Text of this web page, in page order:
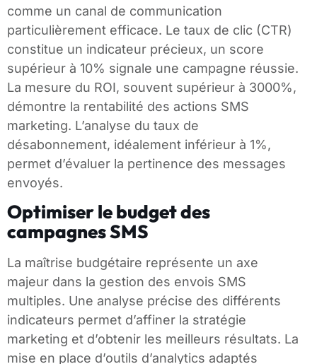
comme un canal de communication
particulièrement efficace. Le taux de clic (CTR)
constitue un indicateur précieux, un score
supérieur à 10% signale une campagne réussie.
La mesure du ROI, souvent supérieur à 3000%,
démontre la rentabilité des actions SMS
marketing. L’analyse du taux de
désabonnement, idéalement inférieur à 1%,
permet d’évaluer la pertinence des messages
envoyés.
Optimiser le budget des
campagnes SMS
La maîtrise budgétaire représente un axe
majeur dans la gestion des envois SMS
multiples. Une analyse précise des différents
indicateurs permet d’affiner la stratégie
marketing et d’obtenir les meilleurs résultats. La
mise en place d’outils d’analytics adaptés